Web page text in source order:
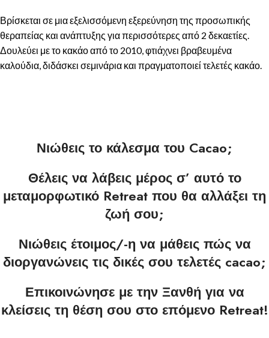
Βρίσκεται σε μια εξελισσόμενη εξερεύνηση της προσωπικής
θεραπείας και ανάπτυξης για περισσότερες από 2 δεκαετίες.
Δουλεύει με το κακάο από το 2010, φτιάχνει βραβευμένα
καλούδια, διδάσκει σεμινάρια και πραγματοποιεί τελετές κακάο.
Νιώθεις το κάλεσμα του Cacao;
Θέλεις να λάβεις μέρος σ’ αυτό το
μεταμορφωτικό Retreat που θα αλλάξει τη
ζωή σου;
Νιώθεις έτοιμος/-η να μάθεις πώς να
διοργανώνεις τις δικές σου τελετές cacao;
Επικοινώνησε με την Ξανθή για να
κλείσεις τη θέση σου στο επόμενο Retreat!